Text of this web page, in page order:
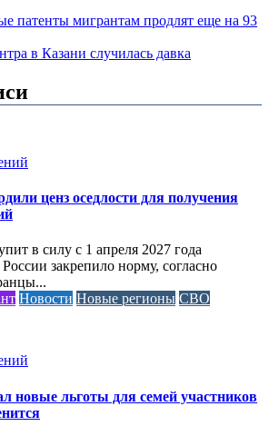
патенты мигрантам продлят еще на 93
в Казани случилась давка
ценз оседлости для получения
в силу с 1 апреля 2027 года
закрепило норму, согласно
Новости Новые регионы СВО
новые льготы для семей участников